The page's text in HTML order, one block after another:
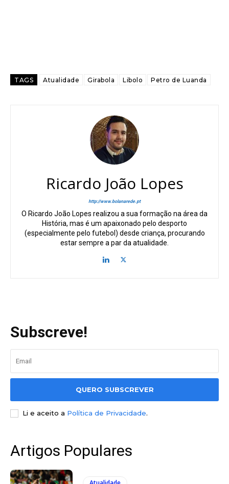
TAGS Atualidade Girabola Libolo Petro de Luanda
Ricardo João Lopes
http://www.bolanarede.pt
O Ricardo João Lopes realizou a sua formação na área da
História, mas é um apaixonado pelo desporto
(especialmente pelo futebol) desde criança, procurando
estar sempre a par da atualidade.
Subscreve!
QUERO SUBSCREVER
Li e aceito a Política de Privacidade.
Artigos Populares